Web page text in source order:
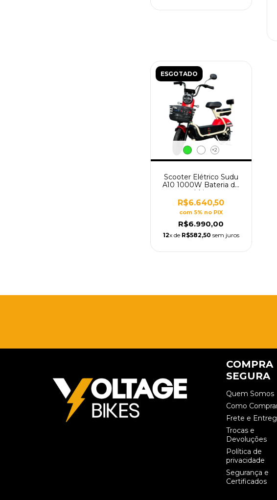
ESGOTADO
+2
Scooter Elétrico Sudu
A10 1000W Bateria de
Lítio
R$6.640,50
com 5% no PIX
R$6.990,00
12x de R$582,50 sem juros
COMPRA
SEGURA
Quem Somos
Como
Frete e
Trocas e
Devoluções
Política de
privacidade
Segurança e
Certificados